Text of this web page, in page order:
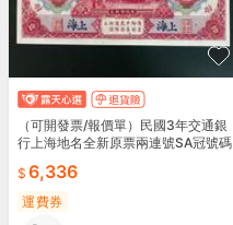
（可開發票/報價單）民國3年交通銀
行上海地名全新原票兩連號SA冠號碼
6,336
運費券